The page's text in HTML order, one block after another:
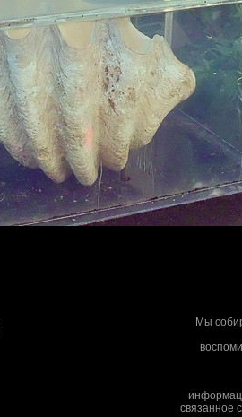
Мы
связанное